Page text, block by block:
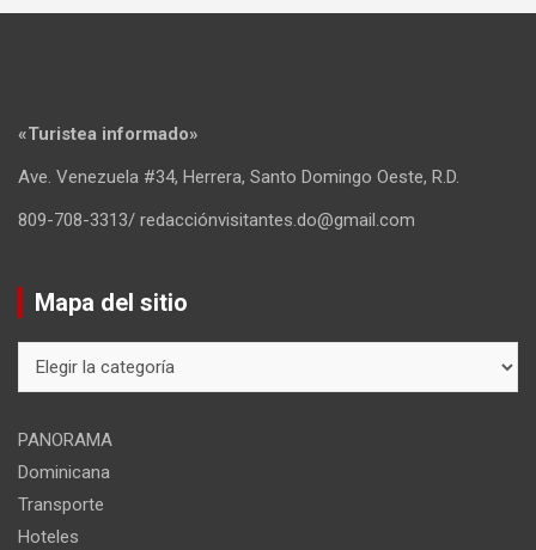
«Turistea informado»
Ave. Venezuela #34, Herrera, Santo Domingo Oeste, R.D.
809-708-3313/ redacciónvisitantes.do@gmail.com
Mapa del sitio
del
PANORAMA
Dominicana
Transporte
Hoteles